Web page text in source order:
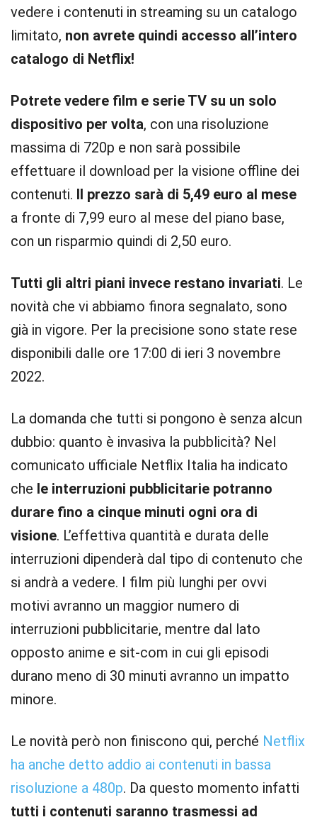
vedere i contenuti in streaming su un catalogo
limitato, non avrete quindi accesso all’intero
catalogo di Netflix!
Potrete vedere film e serie TV su un solo
dispositivo per volta, con una risoluzione
massima di 720p e non sarà possibile
effettuare il download per la visione offline dei
contenuti. Il prezzo sarà di 5,49 euro al mese
a fronte di 7,99 euro al mese del piano base,
con un risparmio quindi di 2,50 euro.
Tutti gli altri piani invece restano invariati. Le
novità che vi abbiamo finora segnalato, sono
già in vigore. Per la precisione sono state rese
disponibili dalle ore 17:00 di ieri 3 novembre
2022.
La domanda che tutti si pongono è senza alcun
dubbio: quanto è invasiva la pubblicità? Nel
comunicato ufficiale Netflix Italia ha indicato
che le interruzioni pubblicitarie potranno
durare fino a cinque minuti ogni ora di
visione. L’effettiva quantità e durata delle
interruzioni dipenderà dal tipo di contenuto che
si andrà a vedere. I film più lunghi per ovvi
motivi avranno un maggior numero di
interruzioni pubblicitarie, mentre dal lato
opposto anime e sit-com in cui gli episodi
durano meno di 30 minuti avranno un impatto
minore.
Le novità però non finiscono qui, perché Netflix
ha anche detto addio ai contenuti in bassa
risoluzione a 480p. Da questo momento infatti
tutti i contenuti saranno trasmessi ad